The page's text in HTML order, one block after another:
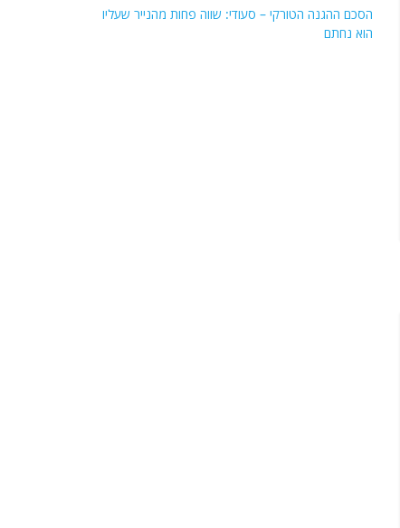
הסכם ההגנה הטורקי – סעודי: שווה פחות מהנייר שעליו
הוא נחתם